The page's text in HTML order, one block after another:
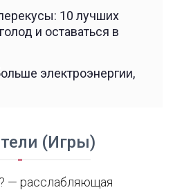
10 лучших
и оставаться в
электроэнергии,
(Игры)
— расслабляющая